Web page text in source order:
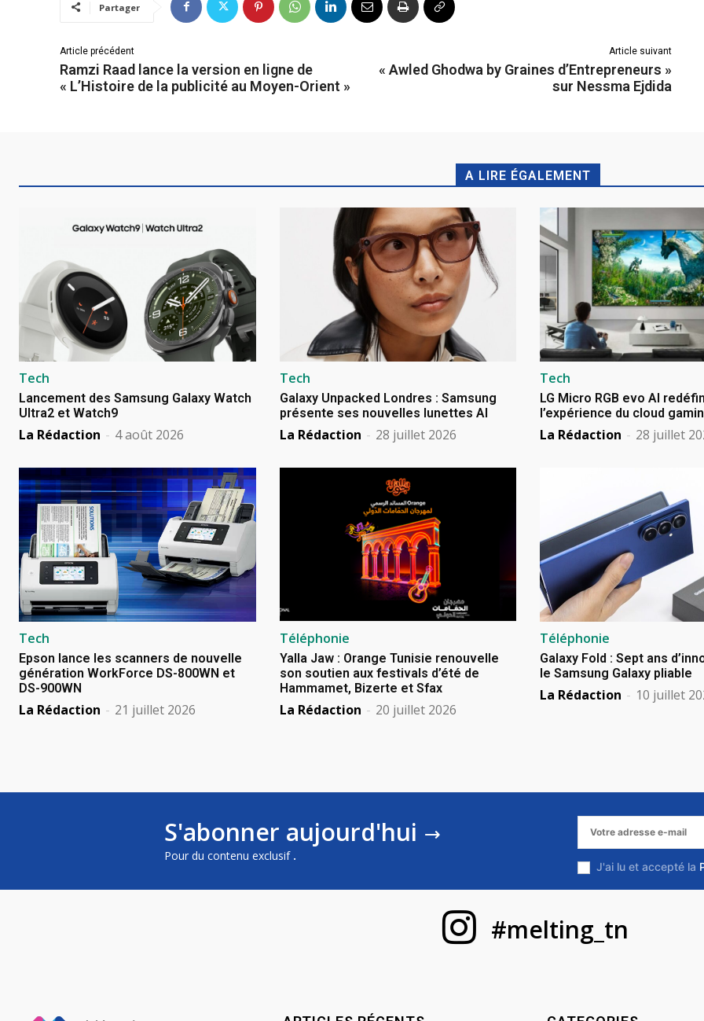
Partager
Article précédent
Ramzi Raad lance la version en ligne de
« L’Histoire de la publicité au Moyen-Orient »
Article suivant
« Awled Ghodwa by Graines d’Entrepreneurs »
sur Nessma Ejdida
A LIRE ÉGALEMENT
Tech
Lancement des Samsung Galaxy Watch
Ultra2 et Watch9
La Rédaction - 4 août 2026
Tech
Galaxy Unpacked Londres : Samsung
présente ses nouvelles lunettes AI
La Rédaction - 28 juillet 2026
Tech
LG Micro RGB evo AI
l’expérience du cloud
La Rédaction - 28 juillet
Tech
Epson lance les scanners de nouvelle
génération WorkForce DS-800WN et
DS-900WN
La Rédaction - 21 juillet 2026
Téléphonie
Yalla Jaw : Orange Tunisie renouvelle
son soutien aux festivals d’été de
Hammamet, Bizerte et Sfax
La Rédaction - 20 juillet 2026
Téléphonie
Galaxy Fold : Sept ans
le Samsung Galaxy pliable
La Rédaction - 10 juillet
S'abonner aujourd'hui
Pour du contenu exclusif .
J'ai lu et accepté la
#melting_tn